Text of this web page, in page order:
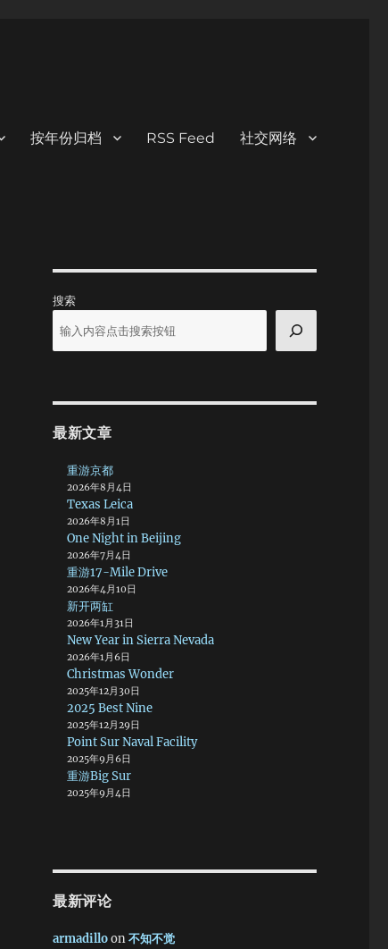
按年份归档 RSS Feed 社交网络
搜索
最新文章
重游京都
2026年8月4日
Texas Leica
2026年8月1日
One Night in Beijing
2026年7月4日
重游17-Mile Drive
2026年4月10日
新开两缸
2026年1月31日
New Year in Sierra Nevada
2026年1月6日
Christmas Wonder
2025年12月30日
2025 Best Nine
2025年12月29日
Point Sur Naval Facility
2025年9月6日
重游Big Sur
2025年9月4日
最新评论
armadilloon不知不觉